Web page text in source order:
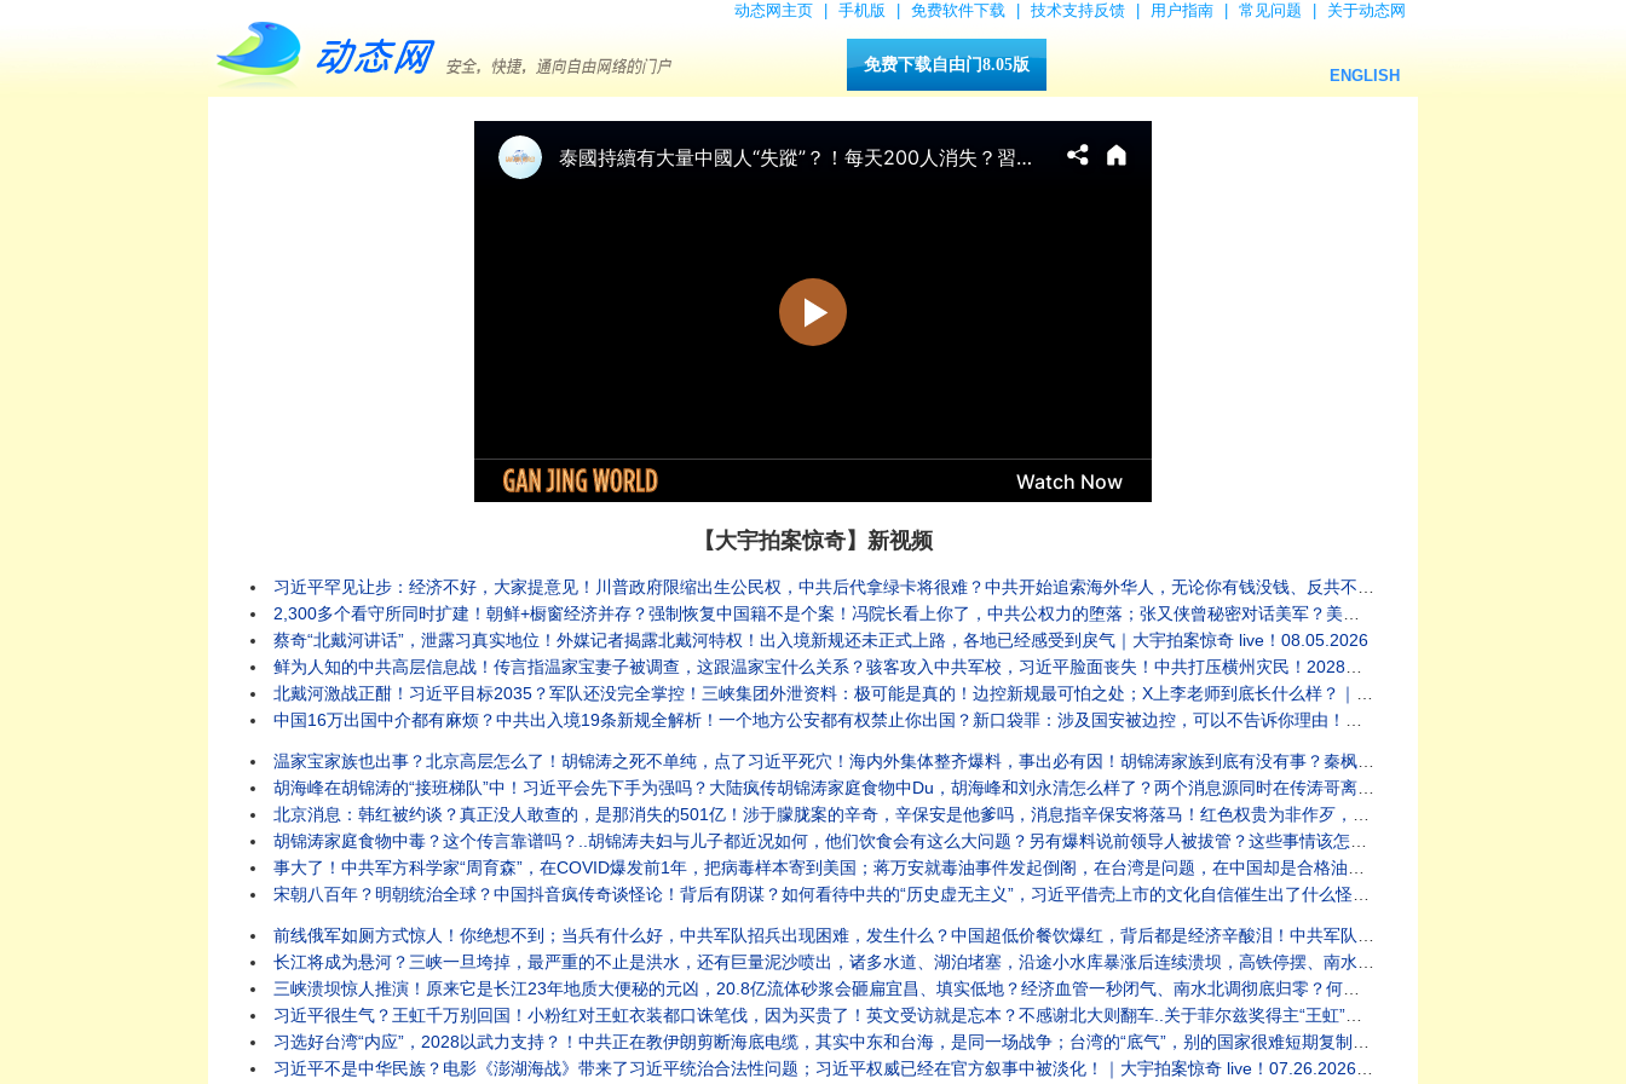
动态网主页 手机版 免费软件下载 技术支持反馈 用户指南 常见问题 关于动态网
免费下载自由门8.05版
ENGLISH
【大宇拍案惊奇】新视频
习近平罕见让步：经济不好，大家提意见！川普政府限缩出生公民权，中共后代拿绿卡将很难？中共开始追索海外华人，无论你有钱没钱、反共不反共；宋祖德失联1个月｜大宇拍案惊奇 live！08.07.2026
2,300多个看守所同时扩建！朝鲜+橱窗经济并存？强制恢复中国籍不是个案！冯院长看上你了，中共公权力的堕落；张又侠曾秘密对话美军？美媒炸锅｜大宇拍案惊奇 live！08.06.2026
蔡奇“北戴河讲话”，泄露习真实地位！外媒记者揭露北戴河特权！出入境新规还未正式上路，各地已经感受到戾气｜大宇拍案惊奇 live！08.05.2026
鲜为人知的中共高层信息战！传言指温家宝妻子被调查，这跟温家宝什么关系？骇客攻入中共军校，习近平脸面丧失！中共打压横州灾民！2028是北京最后一战？｜大宇拍案惊奇 live！08.04.2026
北戴河激战正酣！习近平目标2035？军队还没完全掌控！三峡集团外泄资料：极可能是真的！边控新规最可怕之处；X上李老师到底长什么样？｜大宇拍案惊奇 live！08.02.2026
中国16万出国中介都有麻烦？中共出入境19条新规全解析！一个地方公安都有权禁止你出国？新口袋罪：涉及国安被边控，可以不告诉你理由！限制出国被正式制度化！｜大宇拍案惊奇 08.02.2026
温家宝家族也出事？北京高层怎么了！胡锦涛之死不单纯，点了习近平死穴！海内外集体整齐爆料，事出必有因！胡锦涛家族到底有没有事？秦枫出尔反尔惹人生疑｜大宇拍案惊奇 live！08.01.2026
胡海峰在胡锦涛的“接班梯队”中！习近平会先下手为强吗？大陆疯传胡锦涛家庭食物中Du，胡海峰和刘永清怎么样了？两个消息源同时在传涛哥离世！其实医院才是北京高层最害怕的地方｜大宇拍案惊奇 直播精华
北京消息：韩红被约谈？真正没人敢查的，是那消失的501亿！涉于朦胧案的辛奇，辛保安是他爹吗，消息指辛保安将落马！红色权贵为非作歹，还批量培育后代？｜大宇拍案惊奇 live！07.31.2026
胡锦涛家庭食物中毒？这个传言靠谱吗？..胡锦涛夫妇与儿子都近况如何，他们饮食会有这么大问题？另有爆料说前领导人被拔管？这些事情该怎么看｜大宇拍案惊奇 live！07.30.2026 第二场
事大了！中共军方科学家“周育森”，在COVID爆发前1年，把病毒样本寄到美国；蒋万安就毒油事件发起倒阁，在台湾是问题，在中国却是合格油？｜大宇拍案惊奇 live！07.30.2026
宋朝八百年？明朝统治全球？中国抖音疯传奇谈怪论！背后有阴谋？如何看待中共的“历史虚无主义”，习近平借壳上市的文化自信催生出了什么怪胎｜大宇拍案惊奇 07.30.2026
前线俄军如厕方式惊人！你绝想不到；当兵有什么好，中共军队招兵出现困难，发生什么？中国超低价餐饮爆红，背后都是经济辛酸泪！中共军队现权力真空，文件没人签名｜大宇拍案惊奇 live！07.29.2026
长江将成为悬河？三峡一旦垮掉，最严重的不止是洪水，还有巨量泥沙喷出，诸多水道、湖泊堵塞，沿途小水库暴涨后连续溃坝，高铁停摆、南水北调失灵、经济滑坡｜大宇拍案惊奇 直播精华 07.29.2026
三峡溃坝惊人推演！原来它是长江23年地质大便秘的元凶，20.8亿流体砂浆会砸扁宜昌、填实低地？经济血管一秒闭气、南水北调彻底归零？何止洪水那么简单｜大宇拍案惊奇 live！07.28.2026
习近平很生气？王虹千万别回国！小粉红对王虹衣装都口诛笔伐，因为买贵了！英文受访就是忘本？不感谢北大则翻车..关于菲尔兹奖得主“王虹”，大家在吵5件事！｜大宇拍案惊奇 07.28.2026
习选好台湾“内应”，2028以武力支持？！中共正在教伊朗剪断海底电缆，其实中东和台海，是同一场战争；台湾的“底气”，别的国家很难短期复制｜大宇拍案惊奇 live！07.27.2026
习近平不是中华民族？电影《澎湖海战》带来了习近平统治合法性问题；习近平权威已经在官方叙事中被淡化！｜大宇拍案惊奇 live！07.26.2026 第二场